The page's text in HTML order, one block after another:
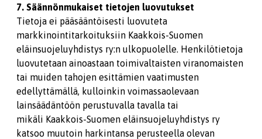
7. Säännönmukaiset tietojen luovutukset
Tietoja ei pääsääntöisesti luovuteta
markkinointitarkoituksiin Kaakkois-Suomen
eläinsuojeluyhdistys ry:n ulkopuolelle. Henkilötietoja
luovutetaan ainoastaan toimivaltaisten viranomaisten
tai muiden tahojen esittämien vaatimusten
edellyttämällä, kulloinkin voimassaolevaan
lainsäädäntöön perustuvalla tavalla tai
mikäli Kaakkois-Suomen eläinsuojeluyhdistys ry
katsoo muutoin harkintansa perusteella olevan